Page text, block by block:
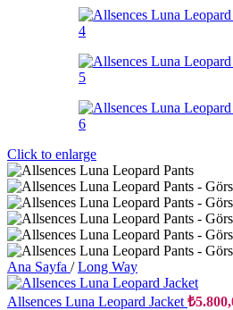
Click to enlarge
Ana Sayfa / Long Way
Allsences Luna Leopard Jacket ₺